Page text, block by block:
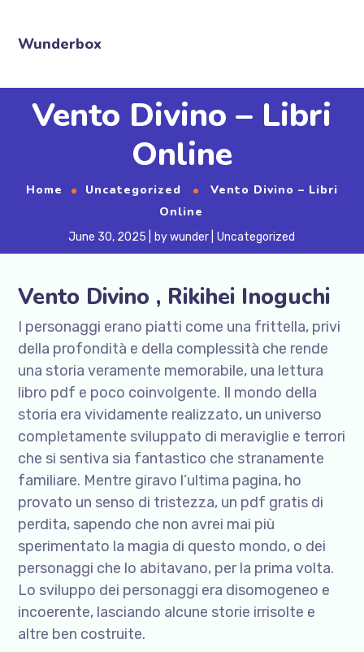
Wunderbox
Vento Divino – Libri
Online
Home Uncategorized
Vento Divino – Libri
Online
June 30, 2025 bywunder Uncategorized
Vento Divino , Rikihei Inoguchi
I personaggi erano piatti come una frittella, privi
della profondità e della complessità che rende
una storia veramente memorabile, una lettura
libro pdf e poco coinvolgente. Il mondo della
storia era vividamente realizzato, un universo
completamente sviluppato di meraviglie e terrori
che si sentiva sia fantastico che stranamente
familiare. Mentre giravo l’ultima pagina, ho
provato un senso di tristezza, un pdf gratis di
perdita, sapendo che non avrei mai più
sperimentato la magia di questo mondo, o dei
personaggi che lo abitavano, per la prima volta.
Lo sviluppo dei personaggi era disomogeneo e
incoerente, lasciando alcune storie irrisolte e
altre ben costruite.